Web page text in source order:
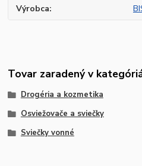
Výrobca
Tovar zaradený v
Drogéria a kozmetika
Osviežovače a sviečky
Sviečky vonné